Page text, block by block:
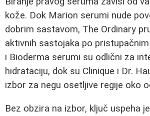
kože. Dok Marion serumi nude
dobrim sastavom, The Ordinary
aktivnih sastojaka po
i Bioderma serumi su odlični za
hidrataciju, dok su Clinique i Dr.
izbor za negu osetljive regije oko
Bez obzira na izbor, ključ uspeha